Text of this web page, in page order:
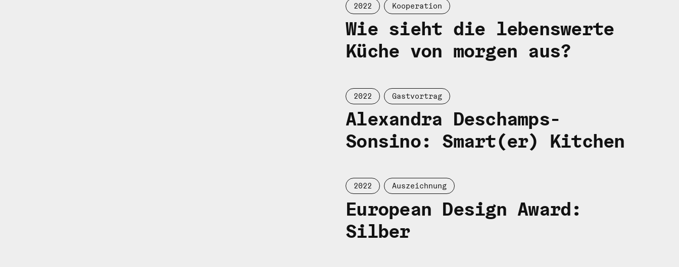
2022 Kooperation
Wie sieht die lebenswerte
Küche von morgen aus?
2022 Gastvortrag
Alexandra Deschamps-
Sonsino: Smart(er) Kitchen
2022 Auszeichnung
European Design Award:
Silber